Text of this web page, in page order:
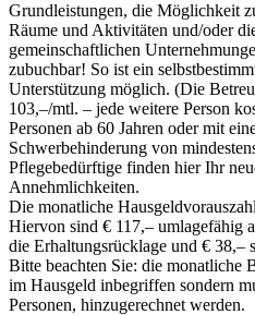
Grundleistungen, die Möglichkeit
Räume und Aktivitäten und/oder
gemeinschaftlichen
zubuchbar! So ist ein
Unterstützung möglich. (Die
103,–/mtl. – jede weitere Person
Personen ab 60 Jahren oder mit
Schwerbehinderung von
Pflegebedürftige finden hier Ihr
Annehmlichkeiten.
Die monatliche
Hiervon sind € 117,– umlagefähig
die Erhaltungsrücklage und € 38,–
Bitte beachten Sie: die monatliche
im Hausgeld inbegriffen sondern
Personen, hinzugerechnet werden.